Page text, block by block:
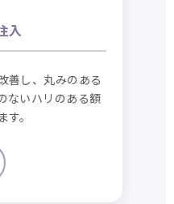
入
善し、丸みのある
ないハリのある額
す。